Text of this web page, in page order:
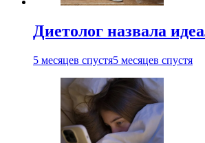
Диетолог назвала
5 месяцев спустя5 месяцев спустя